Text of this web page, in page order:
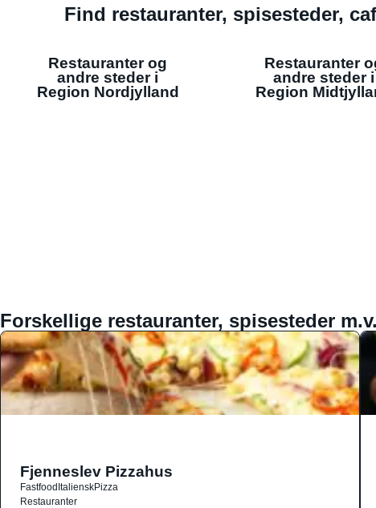
Find restauranter, spisesteder,
Restauranter og
andre steder i
Region Nordjylland
Restauranter
andre steder i
Region
Forskellige restauranter, spisesteder m.v.
Fjenneslev Pizzahus
FastfoodItalienskPizza
Restauranter